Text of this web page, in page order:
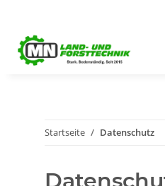
Startseite Datenschutz